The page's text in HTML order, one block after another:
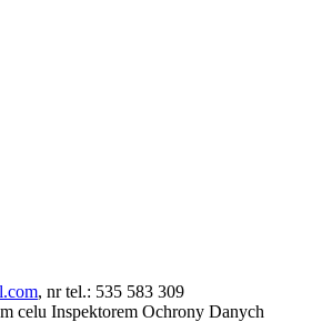
, nr tel.: 535 583 309
celu Inspektorem Ochrony Danych